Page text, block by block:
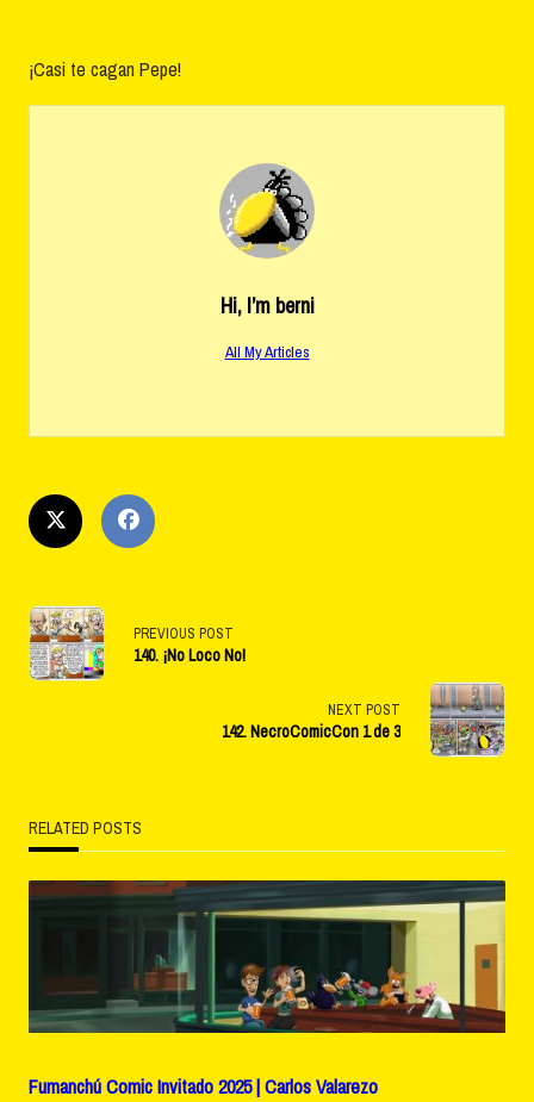
¡Casi te cagan Pepe!
Hi, I’m berni
All My Articles
<span
class="nav-
reader-
text">Page</span>
PREVIOUS POST
140. ¡No Loco No!
NEXT POST
142. NecroComicCon 1 de 3
RELATED POSTS
Fumanchú Comic Invitado 2025 | Carlos Valarezo